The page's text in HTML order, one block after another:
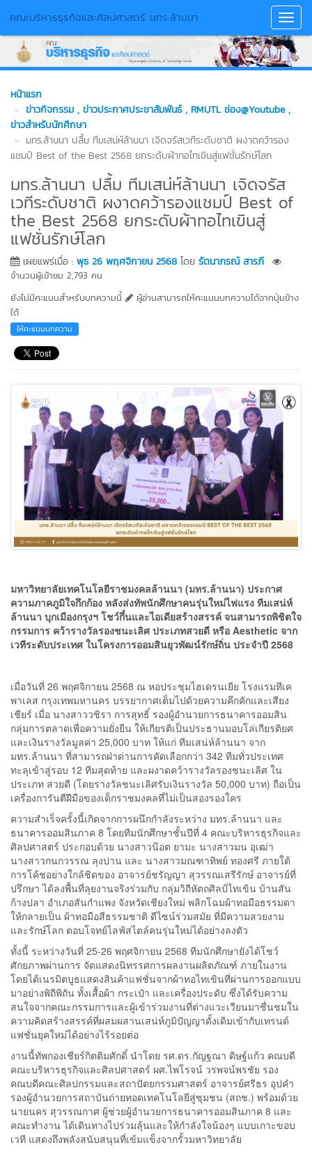
คณะบริหารธุรกิจและศิลปศาสตร์ มทร.ล้านนา
หน้าแรก
ข่าวกิจกรรม , ข่าวประกาศประชาสัมพันธ์ , RMUTL ช่อง@Youtube ,
ข่าวสำหรับนักศึกษา
มทร.ล้านนา ปลื้ม ทีมเสน่ห์ล้านนา เจิดจรัสเวทีระดับชาติ ผงาดคว้ารอง
แชมป์ Best of the Best 2568 ยกระดับผ้าทอไทเขินสู่แฟชั่นรักษ์โลก
มทร.ล้านนา ปลื้ม ทีมเสน่ห์ล้านนา เจิดจรัส
เวทีระดับชาติ ผงาดคว้ารองแชมป์ Best of
the Best 2568 ยกระดับผ้าทอไทเขินสู่
แฟชั่นรักษ์โลก
เผยแพร่เมื่อ : พุธ 26 พฤศจิกายน 2568 โดย รัตนาภรณ์ สารภี
จำนวนผู้เข้าชม 2,793 คน
ยังไม่มีคะแนนสำหรับบทความนี้
ผู้อ่านสามารถให้คะแนนบทความได้จากปุ่มข้าง
ใต้
ให้คะแนนบทความ
มหาวิทยาลัยเทคโนโลยีราชมงคลล้านนา (มทร.ล้านนา) ประกาศ
ความภาคภูมิใจกึกก้อง หลังส่งทัพนักศึกษาคนรุ่นใหม่ไฟแรง ทีมเสน่ห์
ล้านนา บุกเมืองกรุงฯ โชว์กึ๋นและไอเดียสร้างสรรค์ จนสามารถพิชิตใจ
กรรมการ คว้ารางวัลรองชนะเลิศ ประเภทสวยดี หรือ Aesthetic จาก
เวทีระดับประเทศ ในโครงการออมสินยุวพัฒน์รักษ์ถิ่น ประจำปี 2568
เมื่อวันที่ 26 พฤศจิกายน 2568 ณ หอประชุมไฮเดรนเยีย โรงแรมทีเค
พาเลส กรุงเทพมหานคร บรรยากาศเต็มไปด้วยความคึกคักและเสียง
เชียร์ เมื่อ นางสาววชิรา การสุทธิ์ รองผู้อำนวยการธนาคารออมสิน
กลุ่มการตลาดเพื่อความยั่งยืน ให้เกียรติเป็นประธานมอบโล่เกียรติยศ
และเงินรางวัลมูลค่า 25,000 บาท ให้แก่ ทีมเสน่ห์ล้านนา จาก
มทร.ล้านนา ที่สามารถฝ่าด่านการคัดเลือกกว่า 342 ทีมทั่วประเทศ
ทะลุเข้าสู่รอบ 12 ทีมสุดท้าย และผงาดคว้ารางวัลรองชนะเลิศ ใน
ประเภท สวยดี (โดยรางวัลชนะเลิศรับเงินรางวัล 50,000 บาท) ถือเป็น
เครื่องการันตีฝีมือของเด็กราชมงคลที่ไม่เป็นสองรองใคร
ความสำเร็จครั้งนี้เกิดจากการผนึกกำลังระหว่าง มทร.ล้านนา และ
ธนาคารออมสินภาค 8 โดยทีมนักศึกษาชั้นปีที่ 4 คณะบริหารธุรกิจและ
ศิลปศาสตร์ ประกอบด้วย นางสาวน๊อต ยามะ นางสาวมน อุเฒ่า
นางสาวกนกวรรณ ลุงปาน และ นางสาวมณฑาทิพย์ ทองศรี ภายใต้
การโค้ชอย่างใกล้ชิดของ อาจารย์ชรัญญา สุวรรณเสรีรักษ์ อาจารย์ที่
ปรึกษา ได้ลงพื้นที่ลุยงานจริงร่วมกับ กลุ่มวิถีหัตถศิลป์ไทเขิน บ้านสัน
ก้างปลา อำเภอสันกำแพง จังหวัดเชียงใหม่ พลิกโฉมผ้าทอมือธรรมดา
ให้กลายเป็น ผ้าทอมือสีธรรมชาติ ดีไซน์ร่วมสมัย ที่มีความสวยงาม
และรักษ์โลก ตอบโจทย์ไลฟ์สไตล์คนรุ่นใหม่ได้อย่างลงตัว
ทั้งนี้ ระหว่างวันที่ 25-26 พฤศจิกายน 2568 ทีมนักศึกษายังได้โชว์
ศักยภาพผ่านการ จัดแสดงนิทรรศการผลงานผลิตภัณฑ์ ภายในงาน
โดยได้เนรมิตบูธแสดงสินค้าแฟชั่นจากผ้าทอไทเขินที่ผ่านการออกแบบ
มาอย่างพิถีพิถัน ทั้งเสื้อผ้า กระเป๋า และเครื่องประดับ ซึ่งได้รับความ
สนใจจากคณะกรรมการและผู้เข้าร่วมงานที่ต่างแวะเวียนมาชื่นชมใน
ความคิดสร้างสรรค์ที่ผสมผสานเสน่ห์ภูมิปัญญาดั้งเดิมเข้ากับเทรนด์
แฟชั่นยุคใหม่ได้อย่างไร้รอยต่อ
งานนี้ทัพกองเชียร์กิตติมศักดิ์ นำโดย รศ.ดร.กัญฐณา ดิษฐ์แก้ว คณบดี
คณะบริหารธุรกิจและศิลปศาสตร์ ผศ.ไพโรจน์ วรพจน์พรชัย รอง
คณบดีคณะศิลปกรรมและสถาปัตยกรรมศาสตร์ อาจารย์ศรีธร อุปคำ
รองผู้อำนวยการสถาบันถ่ายทอดเทคโนโลยีสู่ชุมชน (สถช.) พร้อมด้วย
นายนคร สุวรรณกาศ ผู้ช่วยผู้อำนวยการธนาคารออมสินภาค 8 และ
คณะทำงาน ได้เดินทางไปร่วมลุ้นและให้กำลังใจน้องๆ แบบเกาะขอบ
เวที แสดงถึงพลังสนับสนุนที่เข้มแข็งจากรั้วมหาวิทยาลัย